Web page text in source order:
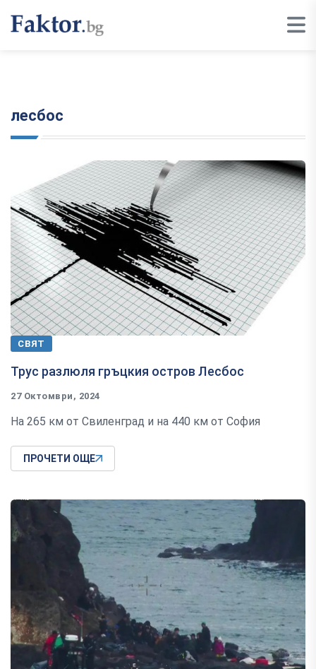
лесбос
СВЯТ
Трус разлюля гръцкия остров Лесбос
27 Октомври, 2024
На 265 км от Свиленград и на 440 км от София
ПРОЧЕТИ ОЩЕ